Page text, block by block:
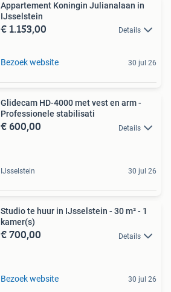
Appartement Koningin Julianalaan in
IJsselstein
€ 1.153,00 Details
Bezoek website 30 jul 26
Glidecam HD-4000 met vest en arm -
Professionele stabilisati
€ 600,00 Details
IJsselstein 30 jul 26
Studio te huur in IJsselstein - 30 m² - 1
kamer(s)
€ 700,00 Details
Bezoek website 30 jul 26